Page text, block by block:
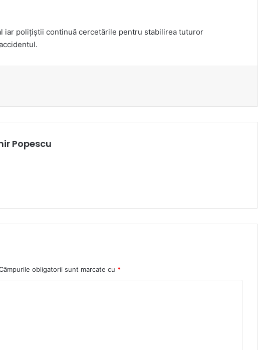
iar polițiștii continuă cercetările pentru stabilirea tuturor
Popescu
obligatorii sunt marcate cu *